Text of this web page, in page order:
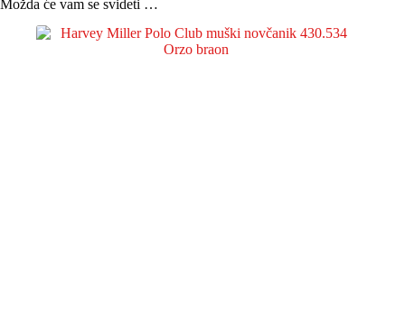
Možda će vam se svideti …